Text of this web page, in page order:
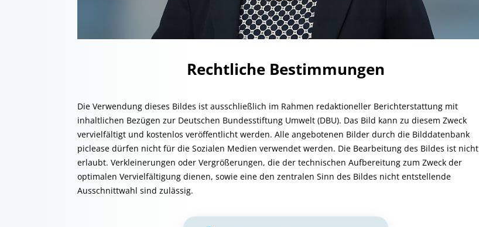
Rechtliche Bestimmungen
Die Verwendung dieses Bildes ist ausschließlich im Rahmen redaktioneller Berichterstattung mit
inhaltlichen Bezügen zur Deutschen Bundesstiftung Umwelt (DBU). Das Bild kann zu diesem Zweck
vervielfältigt und kostenlos veröffentlicht werden. Alle angebotenen Bilder durch die Bilddatenbank
piclease dürfen nicht für die Sozialen Medien verwendet werden. Die Bearbeitung des Bildes ist nicht
erlaubt. Verkleinerungen oder Vergrößerungen, die der technischen Aufbereitung zum Zweck der
optimalen Vervielfältigung dienen, sowie eine den zentralen Sinn des Bildes nicht entstellende
Ausschnittwahl sind zulässig.